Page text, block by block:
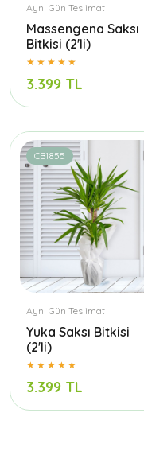
Aynı Gün Teslimat
Massengena Saksı
Bitkisi (2'li)
3.399 TL
CB1855
Aynı Gün Teslimat
Yuka Saksı Bitkisi
(2'li)
3.399 TL